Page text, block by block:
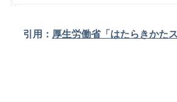
引用： 厚生労働省「はたらきかた